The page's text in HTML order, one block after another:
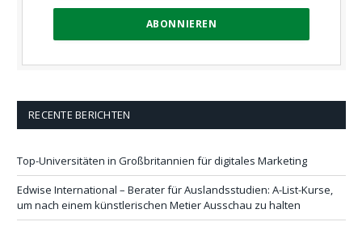
RECENTE BERICHTEN
Top-Universitäten in Großbritannien für digitales Marketing
Edwise International – Berater für Auslandsstudien: A-List-Kurse,
um nach einem künstlerischen Metier Ausschau zu halten